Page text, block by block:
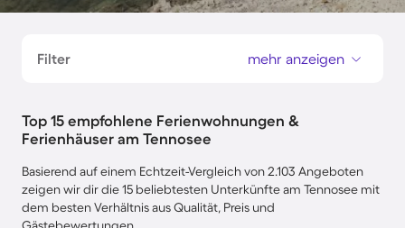
Filter mehr anzeigen
Top 15 empfohlene Ferienwohnungen &
Ferienhäuser am Tennosee
Basierend auf einem Echtzeit-Vergleich von 2.103 Angeboten
zeigen wir dir die 15 beliebtesten Unterkünfte am Tennosee mit
dem besten Verhältnis aus Qualität, Preis und